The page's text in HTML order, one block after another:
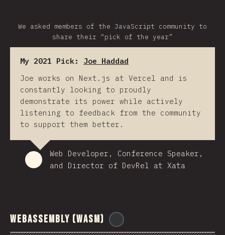
We asked members of the JavaScript community to
share their “pick of the year”
My 2021 Pick: Joe Haddad
Joe works on Next.js at Vercel and is
constantly looking to proudly
demonstrate its power while actively
listening to feedback from the community
to support them better.
Web Developer, Conference Speaker,
and Director of DevRel at Xata
WebAssembly (WASM)